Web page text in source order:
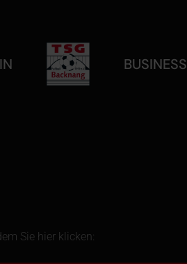
BUSINESS
Sie hier klicken: